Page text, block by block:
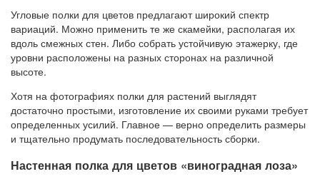
Угловые полки для цветов предлагают широкий спектр
вариаций. Можно применить те же скамейки, располагая их
вдоль смежных стен. Либо собрать устойчивую этажерку, где
уровни расположены на разных сторонах на различной
высоте.
Хотя на фотографиях полки для растений выглядят
достаточно простыми, изготовление их своими руками требует
определенных усилий. Главное — верно определить размеры
и тщательно продумать последовательность сборки.
Настенная полка для цветов «виноградная лоза»